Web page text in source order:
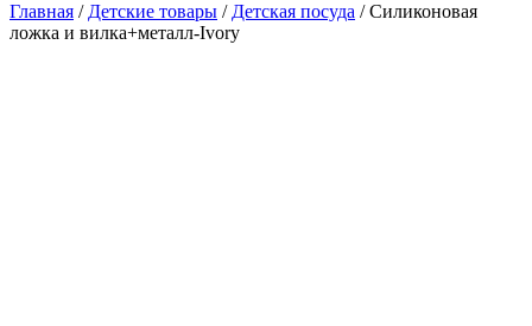
Главная / Детские товары / Детская посуда / Силиконовая
ложка и вилка+металл-Ivory